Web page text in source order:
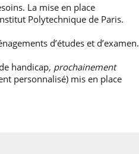
La mise en place
Polytechnique de Paris.
d’études et d’examen.
handicap, prochainement
personnalisé) mis en place